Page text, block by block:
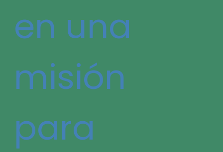
en una
misión
para